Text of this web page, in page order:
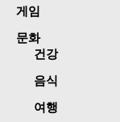
게임
문화
건강
음식
여행